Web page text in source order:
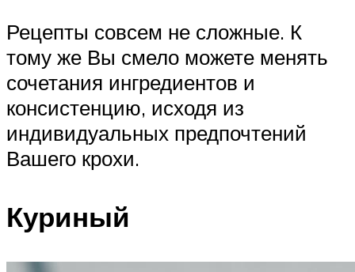
Рецепты совсем не сложные. К
тому же Вы смело можете менять
сочетания ингредиентов и
консистенцию, исходя из
индивидуальных предпочтений
Вашего крохи.
Куриный